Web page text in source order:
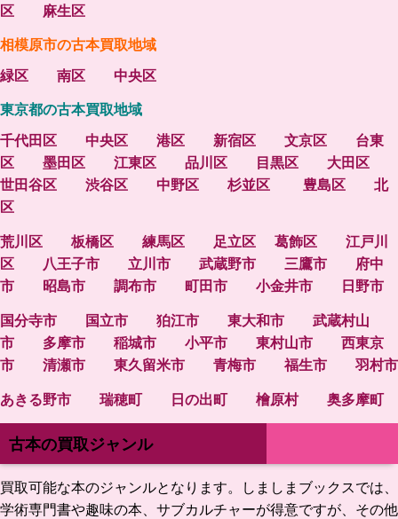
区
麻生区
相模原市の古本買取地域
緑区
南区
中央区
東京都の古本買取地域
千代田区
中央区 港区 新宿区 文京区
台東
区
墨田区 江東区 品川区 目黒区
大田区
世田谷区
渋谷区 中野区 杉並区 豊島区
北
区
荒川区
板橋区 練馬区 足立区 葛飾区
江戸川
区
八王子市 立川市 武蔵野市 三鷹市
府中
市
昭島市 調布市 町田市 小金井市
日野市
国分寺市
国立市 狛江市 東大和市
武蔵村山
市
多摩市 稲城市 小平市 東村山市
西東京
市
清瀬市 東久留米市 青梅市 福生市
羽村市
あきる野市
瑞穂町 日の出町 檜原村 奥多摩町
古本の買取ジャンル
買取可能な本のジャンルとなります。しましまブックスでは、
学術専門書や趣味の本、サブカルチャーが得意ですが、その他